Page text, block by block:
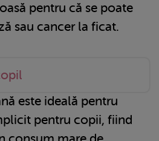
pentru că se poate
sau cancer la ficat.
este ideală pentru
pentru copii, fiind